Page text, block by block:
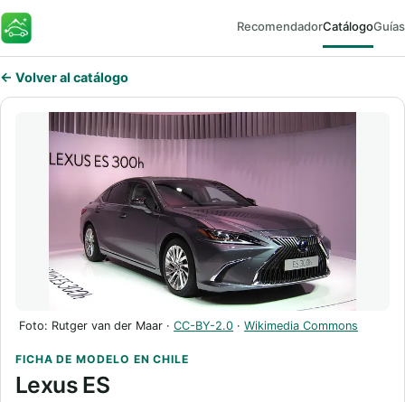
FaroEV RecomendadorCatálogoGuías
← Volver al catálogo
Foto: Rutger van der Maar · CC-BY-2.0 · Wikimedia Commons
FICHA DE MODELO EN CHILE
Lexus ES